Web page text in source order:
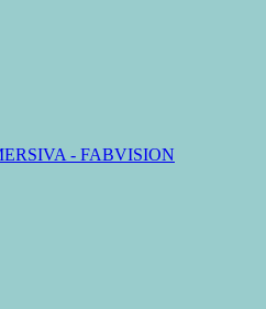
- FABVISION